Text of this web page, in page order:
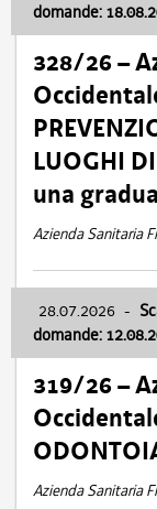
domande:
328/26 –
LUOGHI
una
Azienda Sanitaria
28.07.2026 -
domande:
319/26 –
Azienda Sanitaria